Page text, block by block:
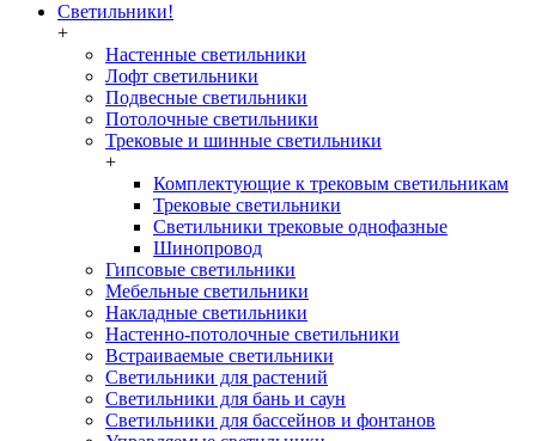
Светильники!
+
Настенные светильники
Лофт светильники
Подвесные светильники
Потолочные светильники
Трековые и шинные светильники
+
Комплектующие к трековым светильникам
Трековые светильники
Светильники трековые однофазные
Шинопровод
Гипсовые светильники
Мебельные светильники
Накладные светильники
Настенно-потолочные светильники
Встраиваемые светильники
Светильники для растений
Светильники для бань и саун
Светильники для бассейнов и фонтанов